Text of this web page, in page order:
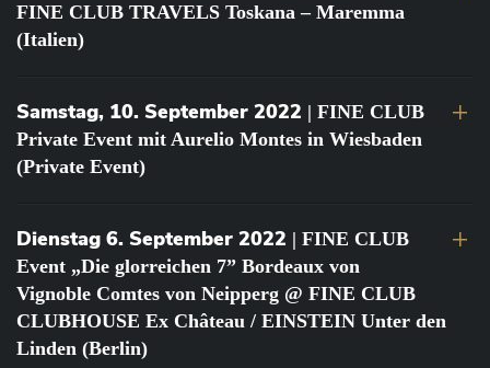
FINE CLUB TRAVELS Toskana – Maremma
(Italien)
Samstag, 10. September 2022 | FINE CLUB
Private Event mit Aurelio Montes in Wiesbaden
(Private Event)
Dienstag 6. September 2022 | FINE CLUB
Event „Die glorreichen 7” Bordeaux von
Vignoble Comtes von Neipperg @ FINE CLUB
CLUBHOUSE Ex Château / EINSTEIN Unter den
Linden (Berlin)